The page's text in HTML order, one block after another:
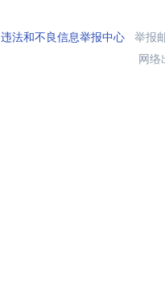
违法和不良信息举报中心举报
网